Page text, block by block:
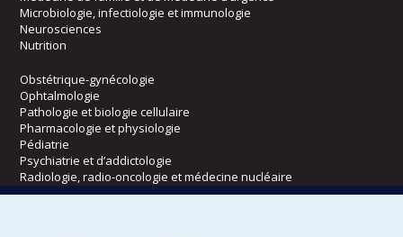
Microbiologie, infectiologie et immunologie
Neurosciences
Nutrition
Obstétrique-gynécologie
Ophtalmologie
Pathologie et biologie cellulaire
Pharmacologie et physiologie
Pédiatrie
Psychiatrie et d’addictologie
Radiologie, radio-oncologie et médecine nucléaire